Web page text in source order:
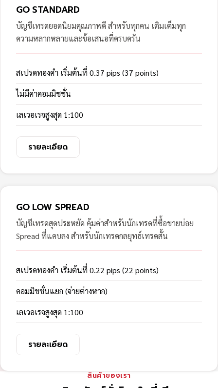
GO STANDARD
บัญชีเทรดยอดนิยมคุณภาพดี สำหรับทุกคน เติมเต็มทุก
ความหลากหลายและข้อเสนอที่ครบครัน
สเปรดทองคำ เริ่มต้นที่ 0.37 pips (37 points)
ไม่มีค่าคอมมิชชั่น
เลเวอเรจสูงสุด 1:100
รายละเอียด
GO LOW SPREAD
บัญชีเทรดสุดประหยัด คุ้มค่าสำหรับนักเทรดที่ซื้อขายบ่อย
Spread ที่แคบลง สำหรับนักเทรดกลยุทธ์เทรดสั้น
สเปรดทองคำ เริ่มต้นที่ 0.22 pips (22 points)
คอมมิชชั่นแยก (จ่ายต่างหาก)
เลเวอเรจสูงสุด 1:100
รายละเอียด
สินค้าของเรา